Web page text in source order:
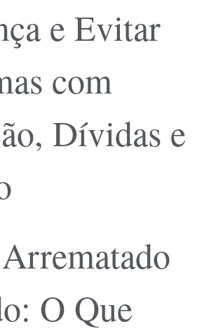
e Evitar
com
Dívidas e
O Que